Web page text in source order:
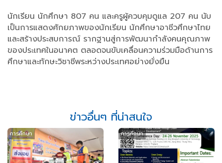
นักเรียน นักศึกษา 807 คน และครูผู้ควบคุมดูแล 207 คน นับ
เป็นการแสดงศักยภาพของนักเรียน นักศึกษาอาชีวศึกษาไทย
และสร้างประสบการณ์ รากฐานสู่การพัฒนากำลังคนคุณภาพ
ของประเทศในอนาคต ตลอดจนขับเคลื่อนความร่วมมือด้านการ
ศึกษาและทักษะวิชาชีพระหว่างประเทศอย่างยั่งยืน
ข่าวอื่นๆ ที่น่าสนใจ
การศึกษา การศึกษา